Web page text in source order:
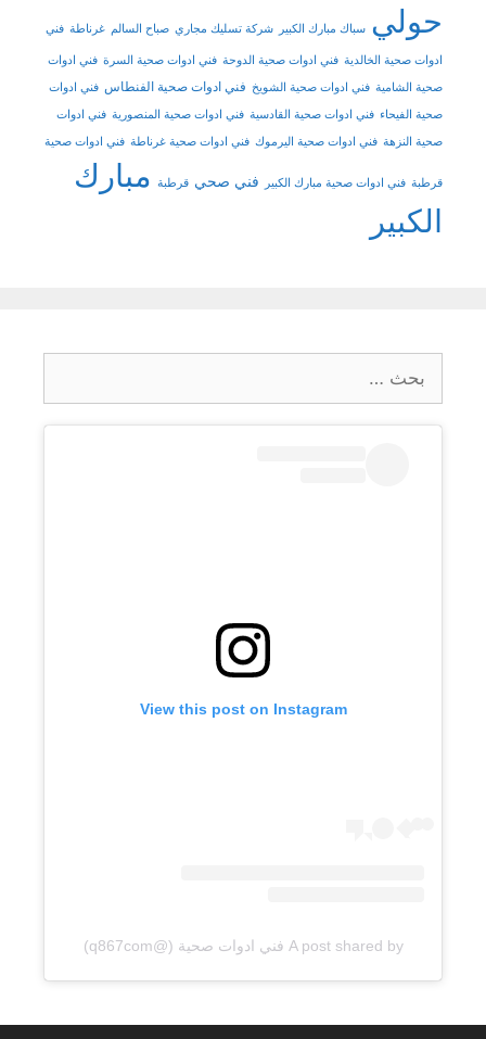
حولي سباك مبارك الكبير شركة تسليك مجاري صباح السالم غرناطة فني
ادوات صحية الخالدية فني ادوات صحية الدوحة فني ادوات صحية السرة فني ادوات
صحية الشامية فني ادوات صحية الشويخ فني ادوات صحية الفنطاس فني ادوات
صحية الفيحاء فني ادوات صحية القادسية فني ادوات صحية المنصورية فني ادوات
صحية النزهة فني ادوات صحية اليرموك فني ادوات صحية غرناطة فني ادوات صحية
قرطبة فني ادوات صحية مبارك الكبير فني صحي قرطبة مبارك
الكبير
عن:
View this post on Instagram
A post shared by فني ادوات صحية (@q867com)